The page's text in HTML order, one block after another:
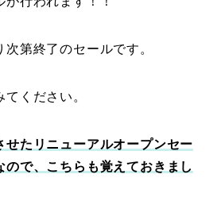
第終了のセールです。
ください。
せたリニューアルオープンセー
ので、こちらも覚えておきまし